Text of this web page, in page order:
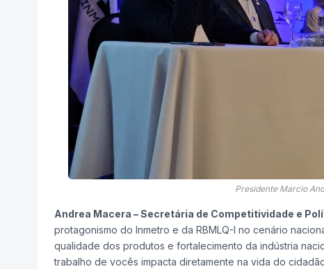
Presidente Marcio
Andrea Macera – Secretária de Competitividade e
protagonismo do Inmetro e da RBMLQ-I no cenário
qualidade dos produtos e fortalecimento da indústria
trabalho de vocês impacta diretamente na vida do